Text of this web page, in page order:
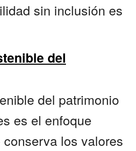
sin inclusión es
del
del patrimonio
es el enfoque
los valores